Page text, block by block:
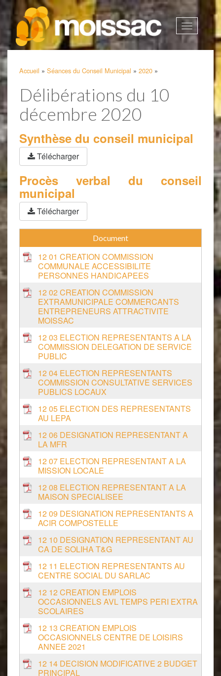
Afficher
la
Accueil » Séances du Conseil Municipal » 2020 »
Délibérations du 10
décembre 2020
Synthèse du conseil municipal
Télécharger
Procès verbal du conseil
municipal
Télécharger
12 01 CREATION COMMISSION
COMMUNALE ACCESSIBILITE
PERSONNES HANDICAPEES
12 02 CREATION COMMISSION
EXTRAMUNICIPALE COMMERCANTS
ENTREPRENEURS ATTRACTIVITE
MOISSAC
12 03 ELECTION REPRESENTANTS A LA
COMMISSION DELEGATION DE SERVICE
PUBLIC
12 04 ELECTION REPRESENTANTS
COMMISSION CONSULTATIVE SERVICES
PUBLICS LOCAUX
12 05 ELECTION DES REPRESENTANTS
AU LEPA
12 06 DESIGNATION REPRESENTANT A
LA MFR
12 07 ELECTION REPRESENTANT A LA
MISSION LOCALE
12 08 ELECTION REPRESENTANT A LA
MAISON SPECIALISEE
12 09 DESIGNATION REPRESENTANTS A
ACIR COMPOSTELLE
12 10 DESIGNATION REPRESENTANT AU
CA DE SOLIHA T&G
12 11 ELECTION REPRESENTANTS AU
CENTRE SOCIAL DU SARLAC
12 12 CREATION EMPLOIS
OCCASIONNELS AVL TEMPS PERI EXTRA
SCOLAIRES
12 13 CREATION EMPLOIS
OCCASIONNELS CENTRE DE LOISIRS
ANNEE 2021
12 14 DECISION MODIFICATIVE 2 BUDGET
PRINCIPAL